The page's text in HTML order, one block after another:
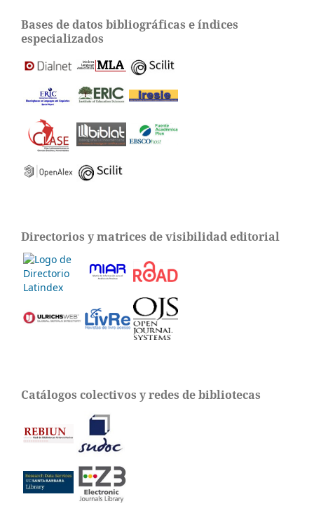
Bases de datos bibliográficas e índices
especializados
Directorios y matrices de visibilidad editorial
Catálogos colectivos y redes de bibliotecas